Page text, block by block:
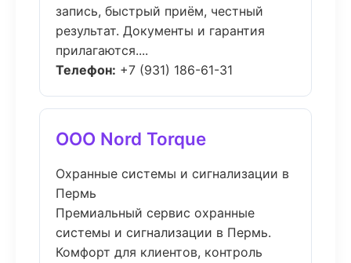
запись, быстрый приём, честный
результат. Документы и гарантия
прилагаются....
Телефон: +7 (931) 186-61-31
ООО Nord Torque
Охранные системы и сигнализации в
Пермь
Премиальный сервис охранные
системы и сигнализации в Пермь.
Комфорт для клиентов, контроль